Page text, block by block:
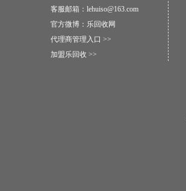
客服邮箱：lehuiso@163.com
官方微博： 乐回收网
代理商管理入口 >>
加盟乐回收 >>